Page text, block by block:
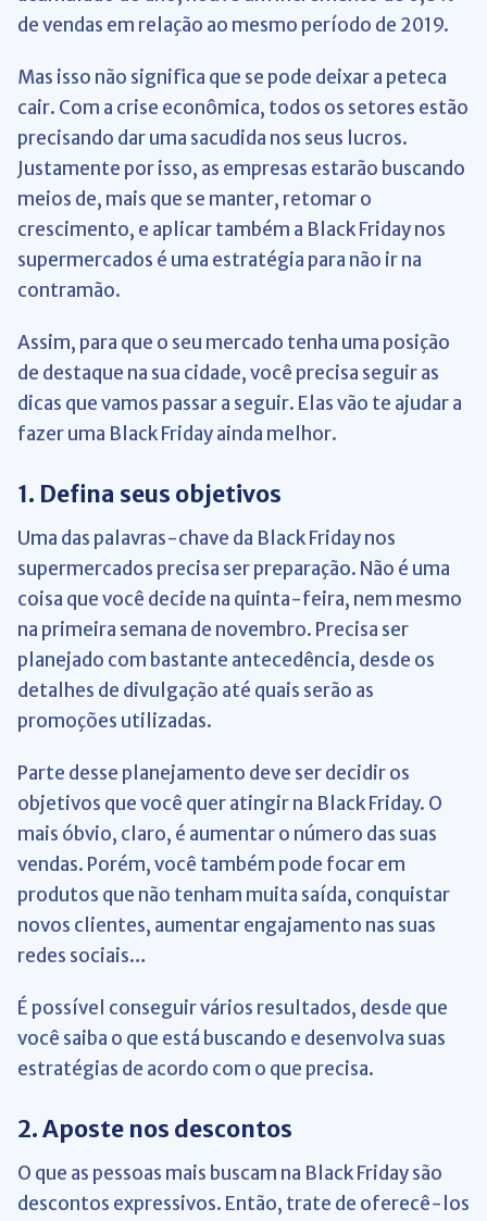
de vendas em relação ao mesmo período de 2019.
Mas isso não significa que se pode deixar a peteca
cair. Com a crise econômica, todos os setores estão
precisando dar uma sacudida nos seus lucros.
Justamente por isso, as empresas estarão buscando
meios de, mais que se manter, retomar o
crescimento, e aplicar também a Black Friday nos
supermercados é uma estratégia para não ir na
contramão.
Assim, para que o seu mercado tenha uma posição
de destaque na sua cidade, você precisa seguir as
dicas que vamos passar a seguir. Elas vão te ajudar a
fazer uma Black Friday ainda melhor.
1. Defina seus objetivos
Uma das palavras-chave da Black Friday nos
supermercados precisa ser preparação. Não é uma
coisa que você decide na quinta-feira, nem mesmo
na primeira semana de novembro. Precisa ser
planejado com bastante antecedência, desde os
detalhes de divulgação até quais serão as
promoções utilizadas.
Parte desse planejamento deve ser decidir os
objetivos que você quer atingir na Black Friday. O
mais óbvio, claro, é aumentar o número das suas
vendas. Porém, você também pode focar em
produtos que não tenham muita saída, conquistar
novos clientes, aumentar engajamento nas suas
redes sociais…
É possível conseguir vários resultados, desde que
você saiba o que está buscando e desenvolva suas
estratégias de acordo com o que precisa.
2. Aposte nos descontos
O que as pessoas mais buscam na Black Friday são
descontos expressivos. Então, trate de oferecê-los